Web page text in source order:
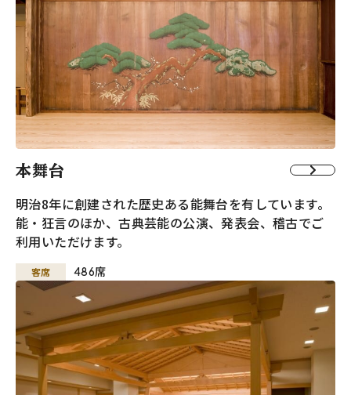
本舞台
明治8年に創建された歴史ある能舞台を有しています。
能・狂言のほか、古典芸能の公演、発表会、稽古でご
利用いただけます。
客席 486席